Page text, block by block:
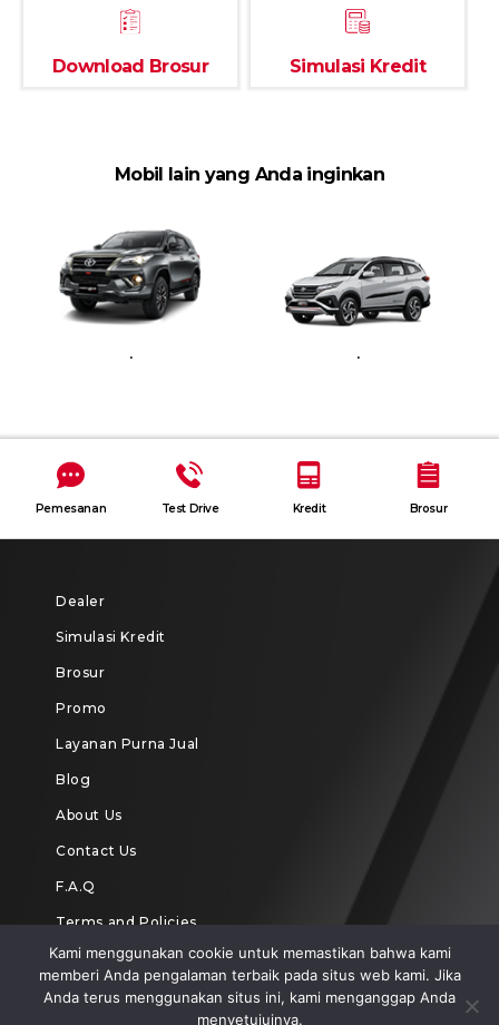
Download Brosur Simulasi Kredit
Mobil lain yang Anda inginkan
. .
Pemesanan Test Drive Kredit Brosur
Dealer
Simulasi Kredit
Brosur
Promo
Layanan Purna Jual
Blog
About Us
Contact Us
F.A.Q
Terms and Policies
Kami menggunakan cookie untuk memastikan bahwa kami
memberi Anda pengalaman terbaik pada situs web kami. Jika
Anda terus menggunakan situs ini, kami menganggap Anda
menyetujuinya.